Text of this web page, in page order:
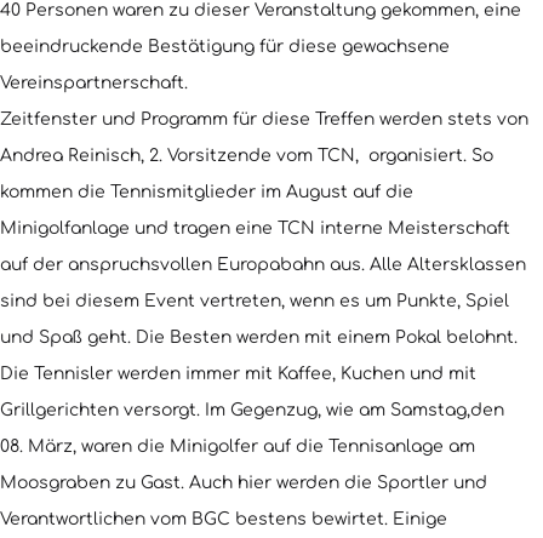
40 Personen waren zu dieser Veranstaltung gekommen, eine
beeindruckende Bestätigung für diese gewachsene
Vereinspartnerschaft.
Zeitfenster und Programm für diese Treffen werden stets von
Andrea Reinisch, 2. Vorsitzende vom TCN, organisiert. So
kommen die Tennismitglieder im August auf die
Minigolfanlage und tragen eine TCN interne Meisterschaft
auf der anspruchsvollen Europabahn aus. Alle Altersklassen
sind bei diesem Event vertreten, wenn es um Punkte, Spiel
und Spaß geht. Die Besten werden mit einem Pokal belohnt.
Die Tennisler werden immer mit Kaffee, Kuchen und mit
Grillgerichten versorgt. Im Gegenzug, wie am Samstag,den
08. März, waren die Minigolfer auf die Tennisanlage am
Moosgraben zu Gast. Auch hier werden die Sportler und
Verantwortlichen vom BGC bestens bewirtet. Einige